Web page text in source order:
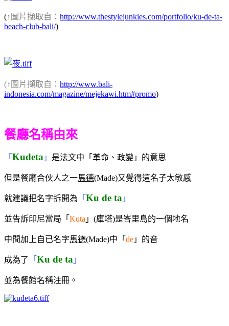
(↑圖片擷取自： http://www.thestylejunkies.com/portfolio/ku-de-ta-
beach-club-bali/)
(↑圖片擷取自： http://www.bali-
indonesia.com/magazine/mejekawi.htm#promo)
餐廳名稱由來
「 Kudeta 」 是法文中「革命、政變」的意思
但是餐廳合伙人之一馬德(Made)又覺得這名子太敏感
就建議把名字拆開為 「 Ku de ta 」
並告訴印尼當局「 Kuta 」(庫塔)是峇里島的一個地名
中間加上自已名字馬德(Made)中「 de 」的音
成為了 「 Ku de ta 」
並為餐館名稱注冊。